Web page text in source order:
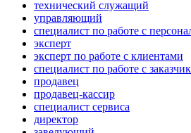
технический служащий
управляющий
специалист по работе с
эксперт
эксперт по работе с клиентами
специалист по работе с
продавец
продавец-кассир
специалист сервиса
директор